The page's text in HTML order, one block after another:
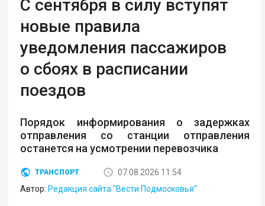
С сентября в силу вступят
новые правила
уведомления пассажиров
о сбоях в расписании
поездов
Порядок информирования о задержках
отправления со станции отправления
останется на усмотрении перевозчика
ТРАНСПОРТ
07.08.2026 11:54
Автор: Редакция сайта "Вести Подмосковья"